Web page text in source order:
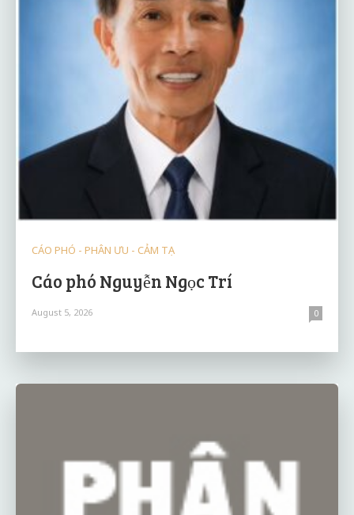
CÁO PHÓ - PHÂN ƯU - CẢM TẠ
Cáo phó Nguyễn Ngọc Trí
August 5, 2026 0